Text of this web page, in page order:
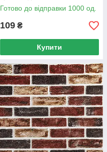
панелі з клейовим шаром
Готово до відправки 1000 од.
109 ₴
Купити